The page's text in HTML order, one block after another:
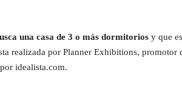
una casa de 3 o más dormitorios y que
realizada por Planner Exhibitions, promotor
idealista.com.